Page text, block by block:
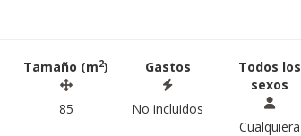
Tamaño (m2)
85
Gastos
No incluidos
Todos los
sexos
Cualquiera